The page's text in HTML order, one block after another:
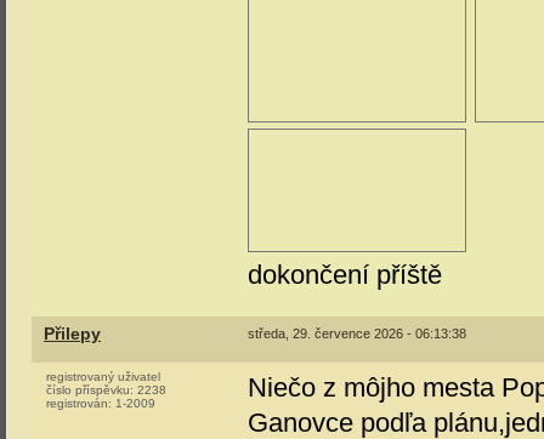
dokončení příště
Přilepy středa, 29. července 2026 - 06:13:38
registrovaný uživatel
číslo příspěvku: 2238
registrován: 1-2009
Niečo z môjho mesta
Ganovce podľa